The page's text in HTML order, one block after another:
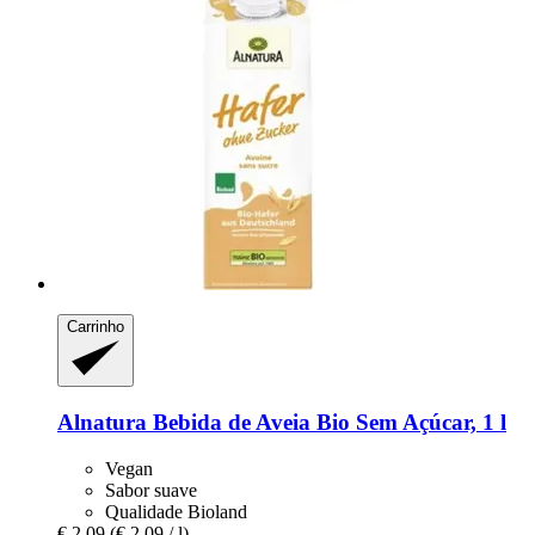
Carrinho
Alnatura Bebida de Aveia Bio Sem Açúcar, 1 l
Vegan
Sabor suave
Qualidade Bioland